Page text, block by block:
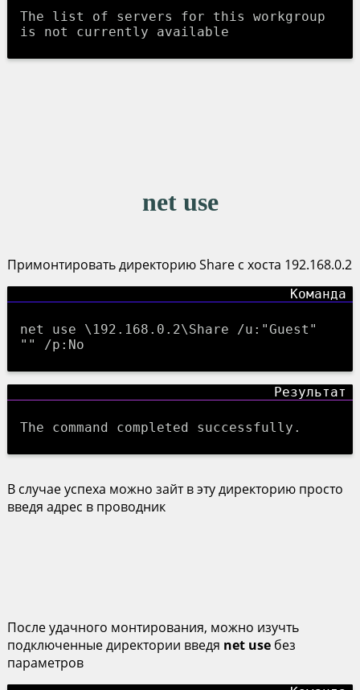
The list of servers for this workgroup
net use
Примонтировать директорию Share с хоста 192.168.0.2
net use \192.168.0.2\Share /u:"Guest"
"" /p:No
The command completed successfully.
В случае успеха можно зайт в эту директорию просто
введя адрес в проводник
После удачного монтирования, можно изучть
подключенные директории введя net useбез
параметров